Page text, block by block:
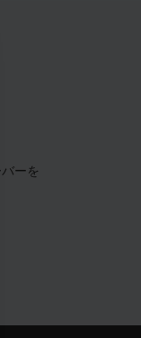
ーを